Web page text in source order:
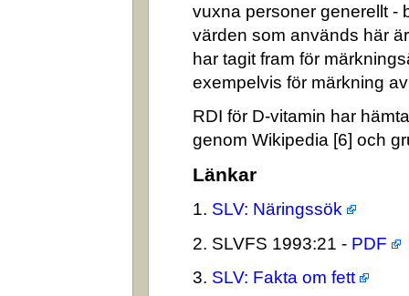
vuxna personer generellt -
värden som används här
har tagit fram för
exempelvis för märkning
RDI för D-vitamin har
genom Wikipedia [6] och
Länkar
1. SLV: Näringssök
2. SLVFS 1993:21 - PDF
3. SLV: Fakta om fett